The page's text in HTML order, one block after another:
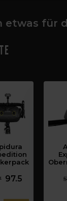
etwas für
97.5